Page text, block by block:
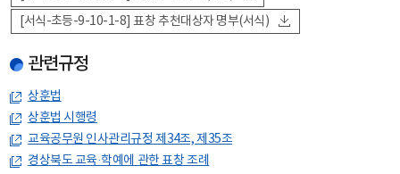
[서식-초등-9-10-1-8] 표창 추천대상자 명부(서식)
관련규정
상훈법
상훈법 시행령
교육공무원 인사관리규정 제34조, 제35조
경상북도 교육·학예에 관한 표창 조례